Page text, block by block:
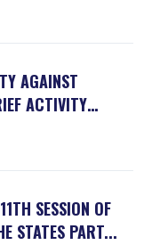
AGAINST
ACTIVITY
SESSION OF
STATES PART...